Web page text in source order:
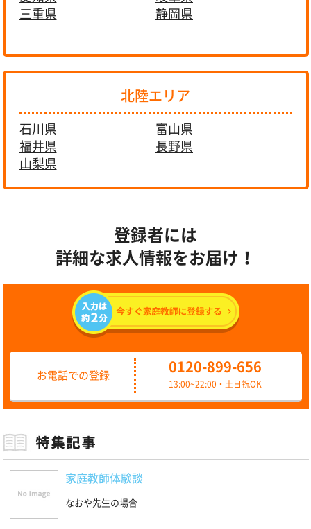
三重県
静岡県
北陸エリア
石川県
富山県
福井県
長野県
山梨県
登録者には
詳細な求人情報をお届け！
お電話での登録
0120-899-656
13:00~22:00・土日祝OK
家庭教師体験談
なおや先生の場合